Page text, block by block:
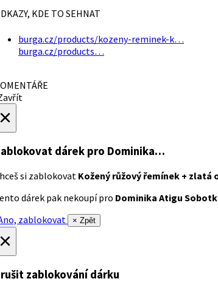
KDE TO SEHNAT
burga.cz/products/kozeny-reminek-k…
burga.cz/products…
dárek pro Dominika…
si zablokovat Kožený růžový řemínek + zlatá
dárek pak nekoupí pro Dominika Atigu
zablokovat
× Zpět
zablokování dárku